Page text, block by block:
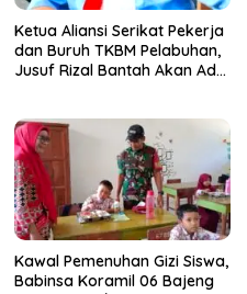
Ketua Aliansi Serikat Pekerja
dan Buruh TKBM Pelabuhan,
Jusuf Rizal Bantah Akan Ada
Kawal Pemenuhan Gizi Siswa,
Babinsa Koramil 06 Bajeng